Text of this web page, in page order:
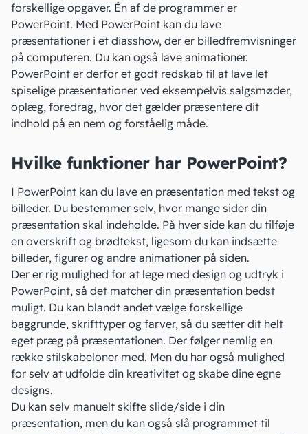
forskellige opgaver. Én af de programmer er
PowerPoint. Med PowerPoint kan du lave
præsentationer i et diasshow, der er billedfremvisninger
på computeren. Du kan også lave animationer.
PowerPoint er derfor et godt redskab til at lave let
spiselige præsentationer ved eksempelvis salgsmøder,
oplæg, foredrag, hvor det gælder præsentere dit
indhold på en nem og forståelig måde.
Hvilke funktioner har PowerPoint?
I PowerPoint kan du lave en præsentation med tekst og
billeder. Du bestemmer selv, hvor mange sider din
præsentation skal indeholde. På hver side kan du tilføje
en overskrift og brødtekst, ligesom du kan indsætte
billeder, figurer og andre animationer på siden.
Der er rig mulighed for at lege med design og udtryk i
PowerPoint, så det matcher din præsentation bedst
muligt. Du kan blandt andet vælge forskellige
baggrunde, skrifttyper og farver, så du sætter dit helt
eget præg på præsentationen. Der følger nemlig en
række stilskabeloner med. Men du har også mulighed
for selv at udfolde din kreativitet og skabe dine egne
designs.
Du kan selv manuelt skifte slide/side i din
præsentation, men du kan også slå programmet til